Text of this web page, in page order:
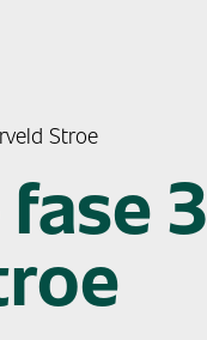
Stroe
3